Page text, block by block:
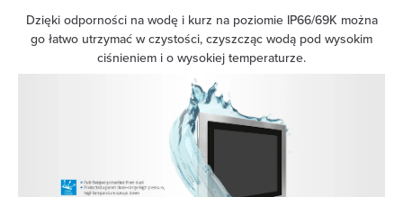
Dzięki odporności na wodę i kurz na poziomie IP66/69K można
go łatwo utrzymać w czystości, czyszcząc wodą pod wysokim
ciśnieniem i o wysokiej temperaturze.